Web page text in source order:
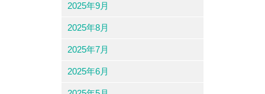
2025年9月
2025年8月
2025年7月
2025年6月